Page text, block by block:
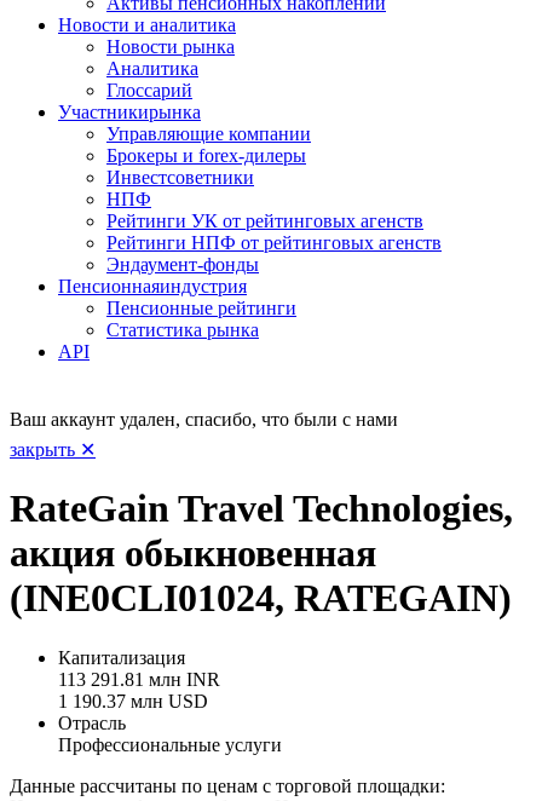
Новости и аналитика
Новости рынка
Аналитика
Глоссарий
Участникирынка
Управляющие компании
Брокеры и forex-дилеры
Инвестсоветники
НПФ
Рейтинги УК от рейтинговых агенств
Рейтинги НПФ от рейтинговых агенств
Эндаумент-фонды
Пенсионнаяиндустрия
Пенсионные рейтинги
Статистика рынка
API
Ваш аккаунт удален, спасибо, что были с нами
закрыть ✕
RateGain Travel Technologies,
акция обыкновенная
(INE0CLI01024, RATEGAIN)
Капитализация
113 291.81 млн INR
1 190.37 млн USD
Отрасль
Профессиональные услуги
Данные рассчитаны по ценам с торговой площадки: